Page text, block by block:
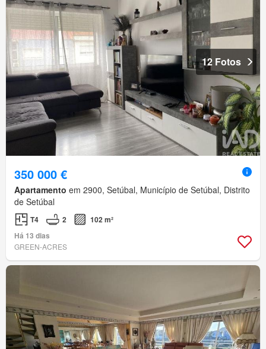
12 Fotos
350 000 €
Apartamento em 2900, Setúbal, Município de Setúbal, Distrito
de Setúbal
T4 2
102 m²
Há 13 dias
GREEN-ACRES